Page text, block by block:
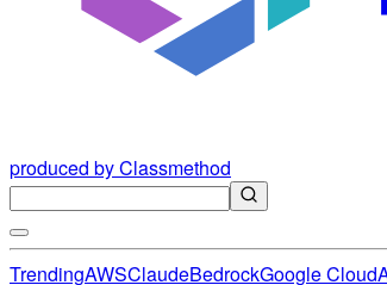
produced by Classmethod
TrendingAWSClaudeBedrockGoogle Cloud